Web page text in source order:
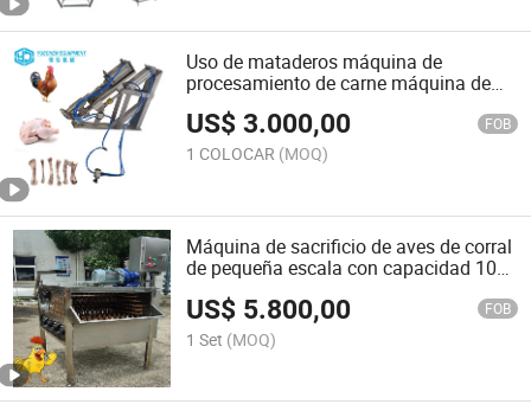
Uso de mataderos máquina de
procesamiento de carne máquina de
deshuesado de carne de pollo quitar
pierna máquina
US$3.000,00 FOB
1 COLOCAR (MOQ)
Máquina de sacrificio de aves de corral
de pequeña escala con capacidad 100-
US$ 5.800,00 FOB
1 Set (MOQ)